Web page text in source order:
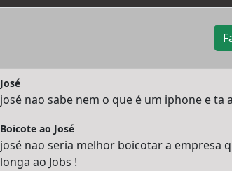
José
josé nao sabe nem o que é um iphone e ta
Boicote ao José
josé nao seria melhor boicotar a empresa
longa ao Jobs !